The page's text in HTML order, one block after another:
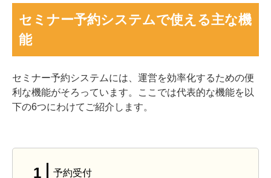
セミナー予約システムで使える主な機
能
セミナー予約システムには、運営を効率化するための便
利な機能がそろっています。ここでは代表的な機能を以
下の6つにわけてご紹介します。
予約受付